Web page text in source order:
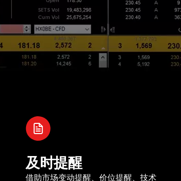
及时提醒
借助市场变动提醒、价位提醒、技术